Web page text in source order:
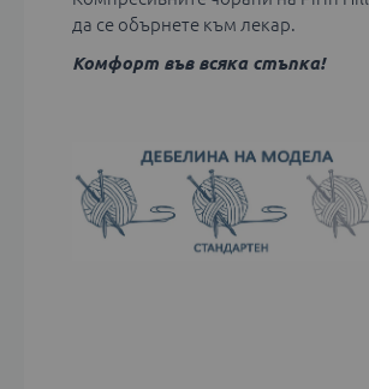
да се обърнете към лекар.
Комфорт във всяка стъпка!